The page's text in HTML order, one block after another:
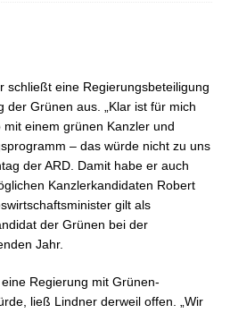
schließt eine Regierungsbeteiligung
der Grünen aus. „Klar ist für mich
einem grünen Kanzler und
– das würde nicht zu uns
der ARD. Damit habe er auch
Kanzlerkandidaten Robert
gilt als
der Grünen bei der
Jahr.
Regierung mit Grünen-
ließ Lindner derweil offen. „Wir